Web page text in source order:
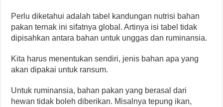
Perlu diketahui adalah tabel kandungan nutrisi bahan
pakan ternak ini sifatnya global. Artinya isi tabel tidak
dipisahkan antara bahan untuk unggas dan ruminansia.
Kita harus menentukan sendiri, jenis bahan apa yang
akan dipakai untuk ransum.
Untuk ruminansia, bahan pakan yang berasal dari
hewan tidak boleh diberikan. Misalnya tepung ikan,